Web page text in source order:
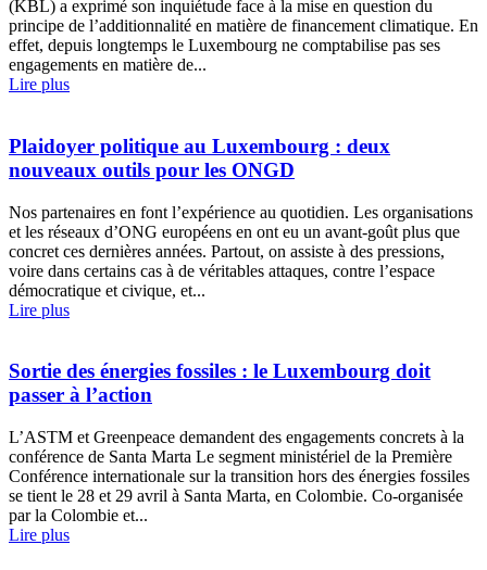
(KBL) a exprimé son inquiétude face à la mise en question du
principe de l’additionnalité en matière de financement climatique. En
effet, depuis longtemps le Luxembourg ne comptabilise pas ses
engagements en matière de...
Lire plus
Plaidoyer politique au Luxembourg : deux
nouveaux outils pour les ONGD
Nos partenaires en font l’expérience au quotidien. Les organisations
et les réseaux d’ONG européens en ont eu un avant-goût plus que
concret ces dernières années. Partout, on assiste à des pressions,
voire dans certains cas à de véritables attaques, contre l’espace
démocratique et civique, et...
Lire plus
Sortie des énergies fossiles : le Luxembourg doit
passer à l’action
L’ASTM et Greenpeace demandent des engagements concrets à la
conférence de Santa Marta Le segment ministériel de la Première
Conférence internationale sur la transition hors des énergies fossiles
se tient le 28 et 29 avril à Santa Marta, en Colombie. Co-organisée
par la Colombie et...
Lire plus